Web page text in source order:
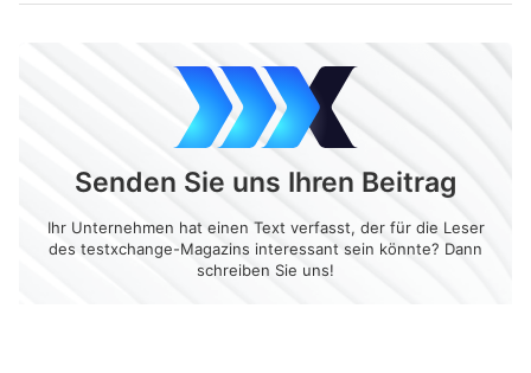
Senden Sie uns Ihren Beitrag
Ihr Unternehmen hat einen Text verfasst, der für die Leser
des testxchange-Magazins interessant sein könnte? Dann
schreiben Sie uns!